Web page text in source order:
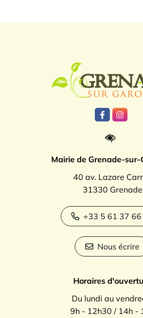
Lien vers
Lien
Mairie de Grenade-sur-
40 av. Lazare
31330 Grenade
+33 5 61 37 66
Nous écrire
Horaires
Du lundi au
9h - 12h30 / 14h -